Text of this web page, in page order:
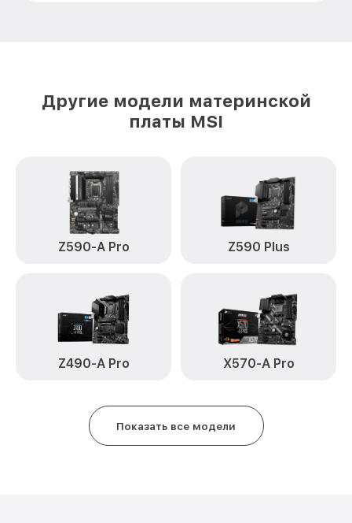
Другие модели материнской
платы MSI
Z590-A Pro Z590 Plus
Z490-A Pro X570-A Pro
Показать все модели